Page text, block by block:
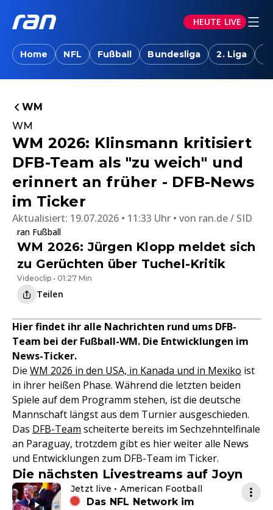
HEUTE LIVE
Home NFL Fußball Bundesliga 2. Liga
WM
WM
WM 2026: Klinsmann kritisiert
DFB-Team als "zu weich" und
erinnert an früher - DFB-News
im Ticker
Aktualisiert: 19.07.2026 • 11:33 Uhr von ran.de / SID
ran Fußball
WM 2026: Jürgen Klopp meldet sich
zu Gerüchten über Tuchel-Kritik
Videoclip • 01:27 Min
Teilen
Hier findet ihr alle Nachrichten rund ums DFB-
Team bei der Fußball-WM. Die Entwicklungen im
News-Ticker.
Die WM 2026 in den USA, in Kanada und in Mexiko ist
in ihrer heißen Phase. Während die letzten beiden
Spiele auf dem Programm stehen, ist die deutsche
Mannschaft längst aus dem Turnier ausgeschieden.
Das DFB-Team scheiterte bereits im Sechzehntelfinale
an Paraguay, trotzdem gibt es hier weiter alle News
und Entwicklungen zum DFB-Team im Ticker.
Die nächsten Livestreams auf Joyn
Jetzt live • American Football
Das NFL Network im